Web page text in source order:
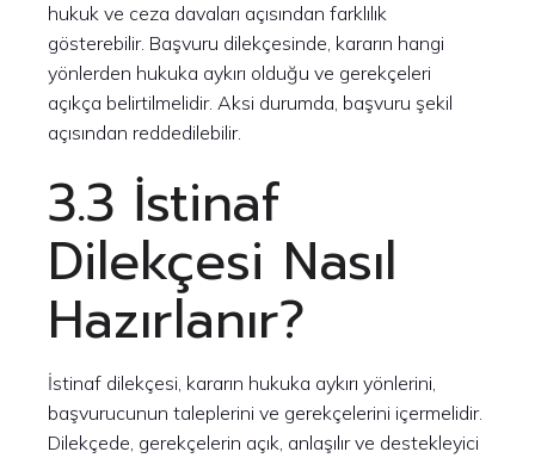
hukuk ve ceza davaları açısından farklılık
gösterebilir. Başvuru dilekçesinde, kararın hangi
yönlerden hukuka aykırı olduğu ve gerekçeleri
açıkça belirtilmelidir. Aksi durumda, başvuru şekil
açısından reddedilebilir.
3.3 İstinaf
Dilekçesi Nasıl
Hazırlanır?
İstinaf dilekçesi, kararın hukuka aykırı yönlerini,
başvurucunun taleplerini ve gerekçelerini içermelidir.
Dilekçede, gerekçelerin açık, anlaşılır ve destekleyici